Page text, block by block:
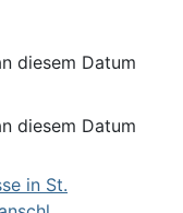
diesem Datum
diesem Datum
in St.